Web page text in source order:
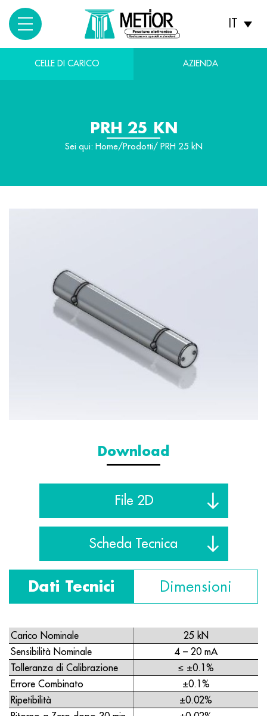
CELLE DI CARICO AZIENDA
PRH 25 KN
Sei qui: Home/ Prodotti/ PRH 25 kN
Download
File 2D
Scheda Tecnica
Dati Tecnici Dimensioni
Carico Nominale
25 kN
Sensibilità Nominale
4 – 20 mA
Tolleranza di Calibrazione
≤ ±0.1%
Errore Combinato
±0.1%
Ripetibilità
±0.02%